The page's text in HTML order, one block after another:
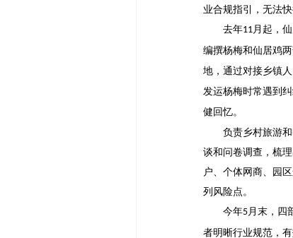
业合规指引，无法
去年11月起，
编撰杨梅和仙居鸡
地，通过对接乡镇
发运杨梅时常遇到
健回忆。
负责乡村旅游
谈和问卷调查，梳
户、个体网商、园
列风险点。
今年5月末，四
者明晰行业规范，有